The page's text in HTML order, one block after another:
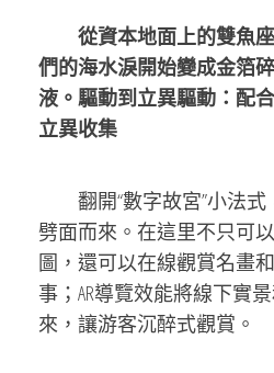
從資本地面上的雙魚
們的海水淚開始變成金箔
液。驅動到立異驅動：配
立異收集
翻開“數字故宮”小法式
劈面而來。在這里不只可
圖，還可以在線觀賞名畫
事；AR導覽效能將線下實
來，讓游客沉醉式觀賞。